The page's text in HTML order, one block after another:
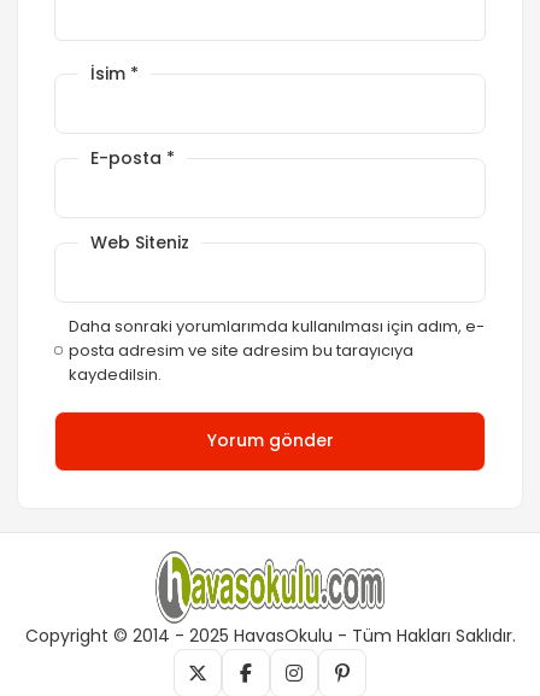
İsim *
E-posta *
Web Siteniz
Daha sonraki yorumlarımda kullanılması için adım, e-
posta adresim ve site adresim bu tarayıcıya
kaydedilsin.
Copyright © 2014 - 2025 HavasOkulu - Tüm Hakları Saklıdır.